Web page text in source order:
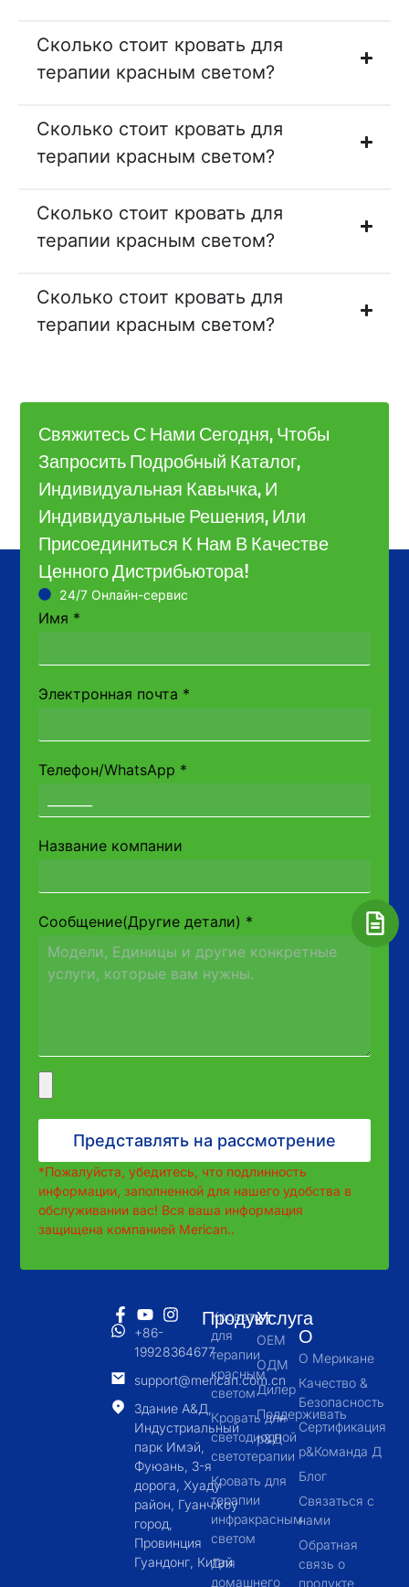
Сколько стоит кровать для
терапии красным светом?
Сколько стоит кровать для
терапии красным светом?
Сколько стоит кровать для
терапии красным светом?
Сколько стоит кровать для
терапии красным светом?
Свяжитесь С Нами Сегодня, Чтобы
Запросить Подробный Каталог,
Индивидуальная Кавычка, И
Индивидуальные Решения, Или
Присоединиться К Нам В Качестве
Ценного Дистрибьютора!
24/7 Онлайн-сервис
Имя *
Электронная почта *
Телефон/WhatsApp *
Название компании
Сообщение(Другие детали) *
Представлять на рассмотрение
*Пожалуйста, убедитесь, что подлинность
информации, заполненной для нашего удобства в
обслуживании вас! Вся ваша информация
защищена компанией Merican..
+86-
19928364677
support@merican.com.cn
Здание А&Д,
Индустриальный
парк Имэй,
Фуюань, 3-я
дорога, Хуаду
район, Гуанчжоу
город,
Провинция
Гуандонг, Китай
Продукт
Кровать
для
терапии
красным
светом
Кровать для
светодиодной
светотерапии
Кровать для
терапии
инфракрасным
светом
Для
домашнего
Услуга
OEM
ОДМ
Дилер
Поддерживать
р&Д
О
О Мерикане
Качество &
Безопасность
Сертификация
р&Команда Д
Блог
Связаться с
нами
Обратная
связь о
продукте